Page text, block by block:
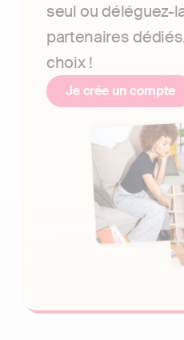
seul ou déléguez-
partenaires
choix !
Je crée un compte